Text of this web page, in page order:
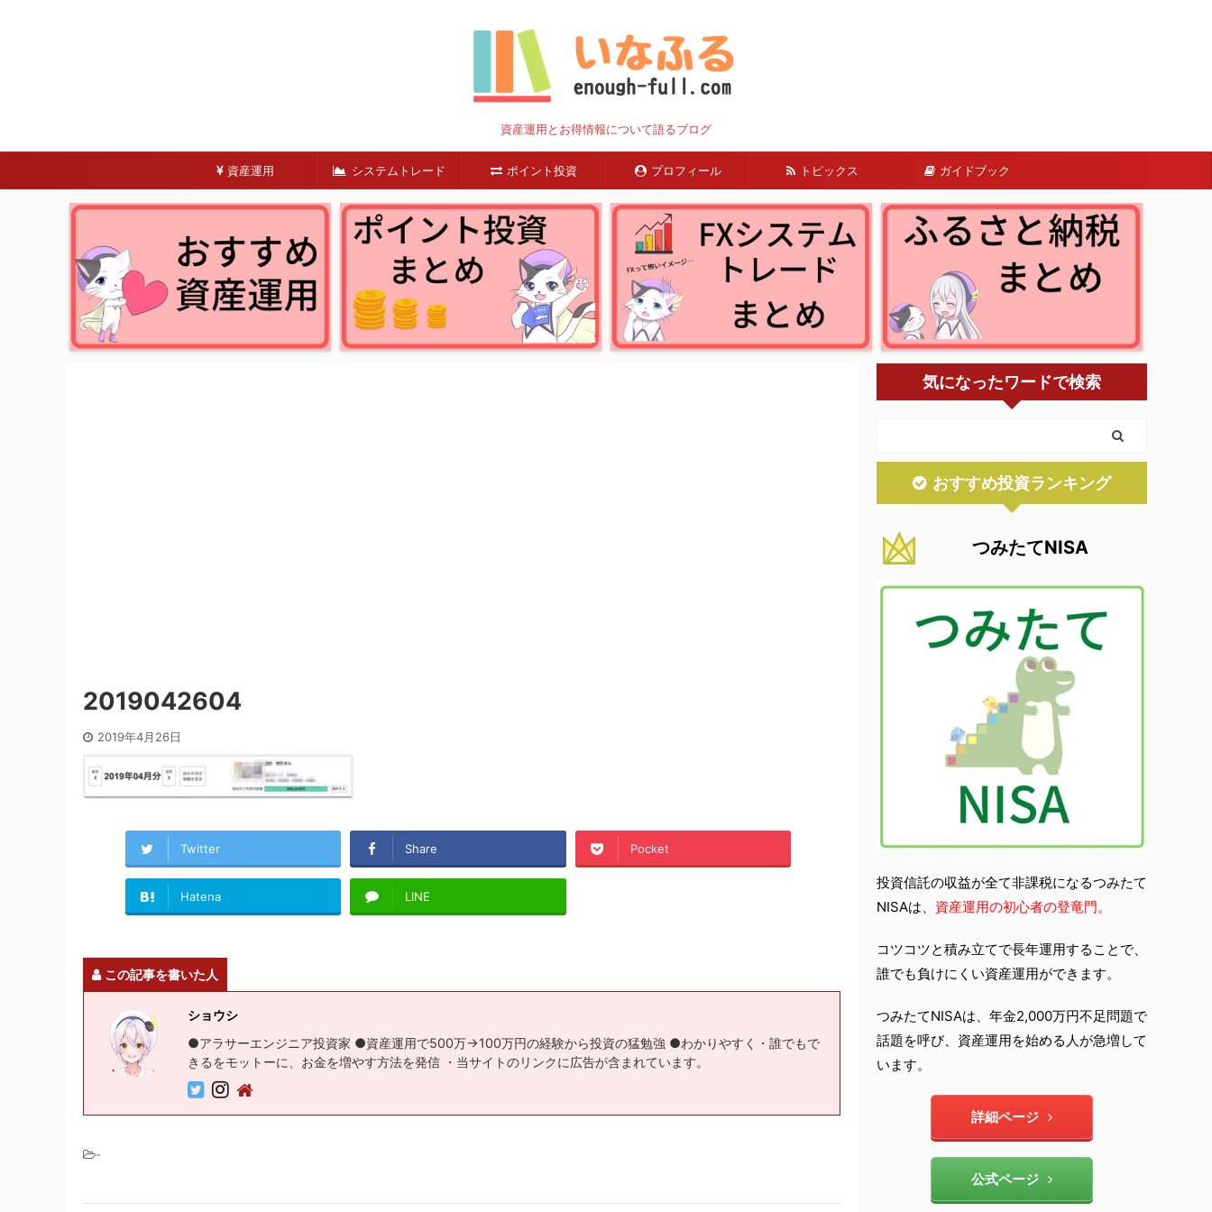
資産運用とお得情報について語るブログ
資産運用 システムトレード ポイント投資 プロフィール トピックス ガイドブック
2019042604
2019年4月26日
Twitter Share Pocket
Hatena LINE
この記事を書いた人
ショウシ
●アラサーエンジニア投資家 ●資産運用で500万→100万円の経験から投資の猛勉強 ●わかりやすく・誰でもで
きるをモットーに、お金を増やす方法を発信 ・当サイトのリンクに広告が含まれています。
-
気になったワードで検索
おすすめ投資ランキング
つみたてNISA
投資信託の収益が全て非課税になるつみたて
NISAは、 資産運用の初心者の登竜門。
コツコツと積み立てで長年運用することで、
誰でも負けにくい資産運用ができます。
つみたてNISAは、年金2,000万円不足問題で
話題を呼び、資産運用を始める人が急増して
います。
詳細ページ
公式ページ